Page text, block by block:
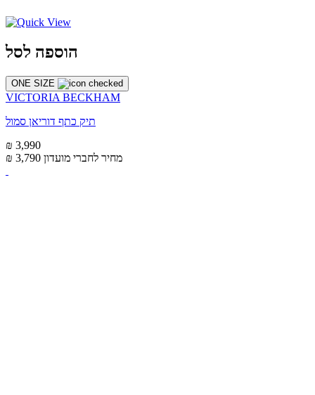
הוספה לסל
ONE SIZE
VICTORIA BECKHAM
תיק כתף דוריאן סמול
₪ 3,990
₪ 3,790 מחיר לחברי מועדון